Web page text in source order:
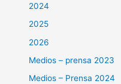
2024
2025
2026
Medios – prensa 2023
Medios – Prensa 2024